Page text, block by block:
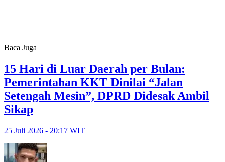
Baca Juga
15 Hari di Luar Daerah per Bulan:
Pemerintahan KKT Dinilai “Jalan
Setengah Mesin”, DPRD Didesak Ambil
Sikap
25 Juli 2026 - 20:17 WIT